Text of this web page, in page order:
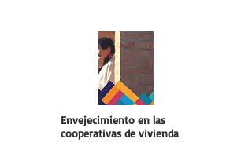
Envejecimiento en las
cooperativas de vivienda